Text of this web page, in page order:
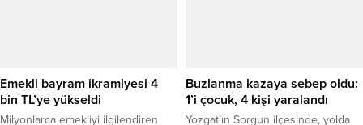
Emekli bayram ikramiyesi 4
bin TL’ye yükseldi
Milyonlarca emekliyi ilgilendiren
Buzlanma kazaya sebep oldu:
1’i çocuk, 4 kişi yaralandı
Yozgat’ın Sorgun ilçesinde, yolda